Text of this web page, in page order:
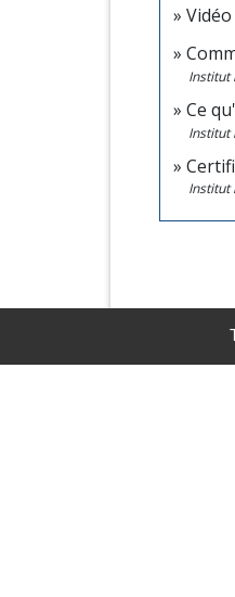
Institut
Ce
Institut
Institut